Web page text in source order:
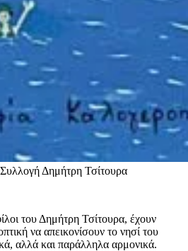
Συλλογή Δημήτρη Τσίτουρα
του Δημήτρη Τσίτουρα, έχουν
να απεικονίσουν το νησί του
αλλά και παράλληλα αρμονικά.